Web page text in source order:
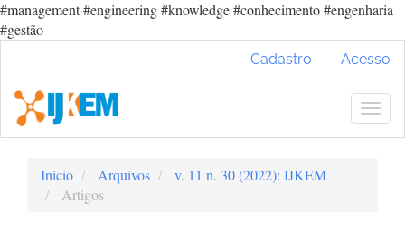
#management #engineering #knowledge #conhecimento #engenharia
#gestão
Conteúdo
principal
Barra
Cadastro Acesso
Início Arquivos
v. 11 n. 30 (2022): IJKEM
Artigos